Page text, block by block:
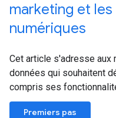
marketing et les
numériques
Cet article s'adresse aux
données qui souhaitent
compris ses
Premiers pas